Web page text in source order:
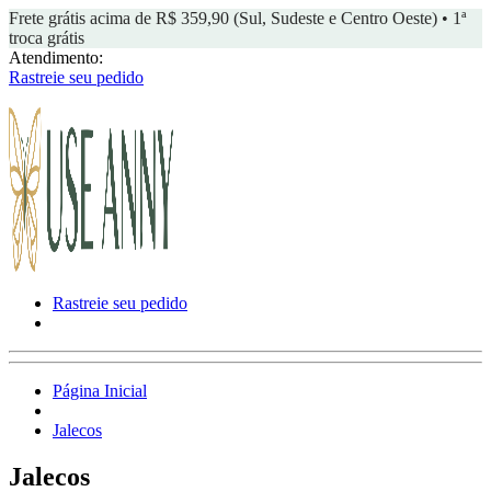
Frete grátis acima de R$ 359,90 (Sul, Sudeste e Centro Oeste) • 1ª
troca grátis
Atendimento:
Rastreie seu pedido
Rastreie seu pedido
Página Inicial
Jalecos
Jalecos